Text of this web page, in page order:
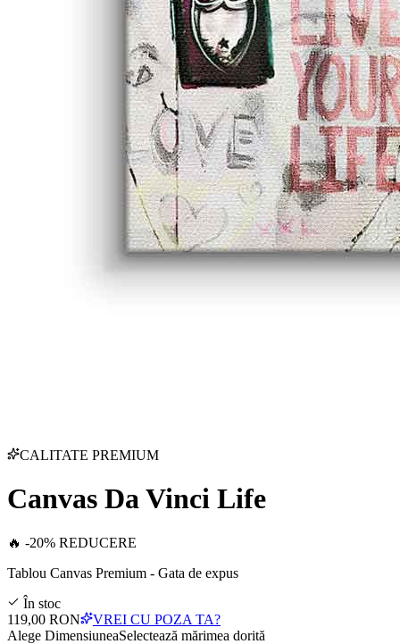
CALITATE PREMIUM
Canvas Da Vinci Life
🔥 -20% REDUCERE
Tablou Canvas Premium - Gata de expus
În stoc
119,00 RON
VREI CU POZA TA?
Alege DimensiuneaSelectează mărimea dorită